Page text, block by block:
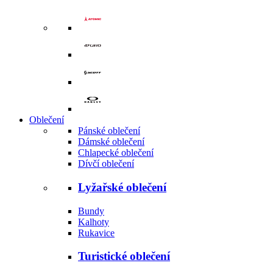
Oblečení
Pánské oblečení
Dámské oblečení
Chlapecké oblečení
Dívčí oblečení
Lyžařské oblečení
Bundy
Kalhoty
Rukavice
Turistické oblečení